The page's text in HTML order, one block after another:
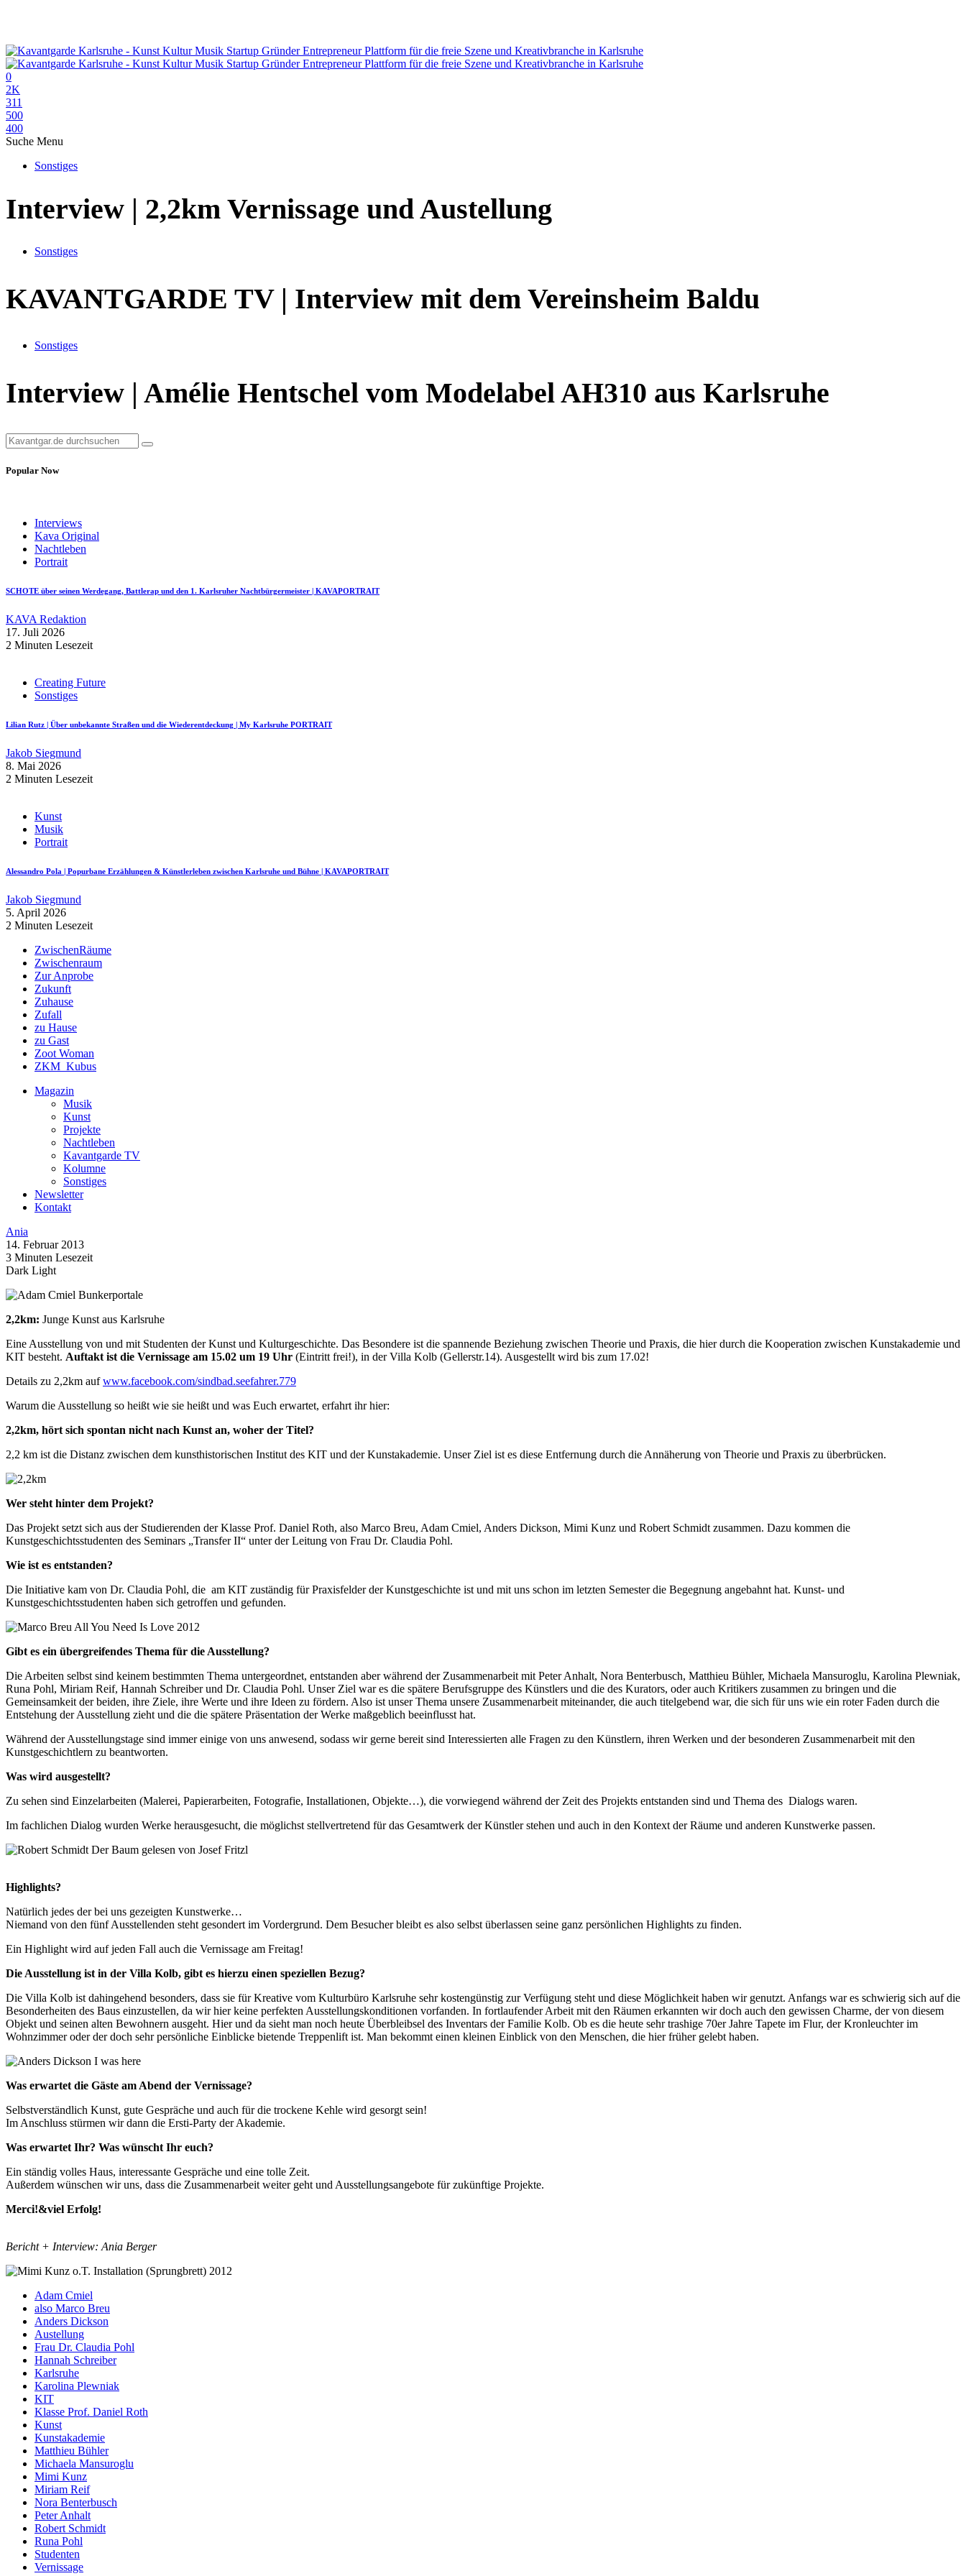
0
2K
311
500
400
Suche Menu
Sonstiges
Interview | 2,2km Vernissage und Austellung
Sonstiges
KAVANTGARDE TV | Interview mit dem Vereinsheim Baldu
Sonstiges
Interview | Amélie Hentschel vom Modelabel AH310 aus Karlsruhe
Popular Now
Interviews
Kava Original
Nachtleben
Portrait
SCHOTE über seinen Werdegang, Battlerap und den 1. Karlsruher Nachtbürgermeister | KAVAPORTRAIT
KAVA Redaktion
17. Juli 2026
2 Minuten Lesezeit
Creating Future
Sonstiges
Lilian Rutz | Über unbekannte Straßen und die Wiederentdeckung | My Karlsruhe PORTRAIT
Jakob Siegmund
8. Mai 2026
2 Minuten Lesezeit
Kunst
Musik
Portrait
Alessandro Pola | Popurbane Erzählungen & Künstlerleben zwischen Karlsruhe und Bühne | KAVAPORTRAIT
Jakob Siegmund
5. April 2026
2 Minuten Lesezeit
ZwischenRäume
Zwischenraum
Zur Anprobe
Zukunft
Zuhause
Zufall
zu Hause
zu Gast
Zoot Woman
ZKM_Kubus
Magazin
Musik
Kunst
Projekte
Nachtleben
Kavantgarde TV
Kolumne
Sonstiges
Newsletter
Kontakt
Ania
14. Februar 2013
3 Minuten Lesezeit
Dark Light
2,2km: Junge Kunst aus Karlsruhe
Eine Ausstellung von und mit Studenten der Kunst und Kulturgeschichte. Das Besondere ist die spannende Beziehung zwischen Theorie und Praxis, die hier durch die Kooperation zwischen Kunstakademie und
KIT besteht. Auftakt ist die Vernissage am 15.02 um 19 Uhr (Eintritt frei!), in der Villa Kolb (Gellerstr.14). Ausgestellt wird bis zum 17.02!
Details zu 2,2km aufwww.facebook.com/sindbad.seefahrer.779
Warum die Ausstellung so heißt wie sie heißt und was Euch erwartet, erfahrt ihr hier:
2,2km, hört sich spontan nicht nach Kunst an, woher der Titel?
2,2 km ist die Distanz zwischen dem kunsthistorischen Institut des KIT und der Kunstakademie. Unser Ziel ist es diese Entfernung durch die Annäherung von Theorie und Praxis zu überbrücken.
Wer steht hinter dem Projekt?
Das Projekt setzt sich aus der Studierenden der Klasse Prof. Daniel Roth, also Marco Breu, Adam Cmiel, Anders Dickson, Mimi Kunz und Robert Schmidt zusammen. Dazu kommen die
Kunstgeschichtsstudenten des Seminars „Transfer II“ unter der Leitung von Frau Dr. Claudia Pohl.
Wie ist es entstanden?
Die Initiative kam von Dr. Claudia Pohl, die am KIT zuständig für Praxisfelder der Kunstgeschichte ist und mit uns schon im letzten Semester die Begegnung angebahnt hat. Kunst- und
Kunstgeschichtsstudenten haben sich getroffen und gefunden.
Gibt es ein übergreifendes Thema für die Ausstellung?
Die Arbeiten selbst sind keinem bestimmten Thema untergeordnet, entstanden aber während der Zusammenarbeit mit Peter Anhalt, Nora Benterbusch, Matthieu Bühler, Michaela Mansuroglu, Karolina Plewniak,
Runa Pohl, Miriam Reif, Hannah Schreiber und Dr. Claudia Pohl. Unser Ziel war es die spätere Berufsgruppe des Künstlers und die des Kurators, oder auch Kritikers zusammen zu bringen und die
Gemeinsamkeit der beiden, ihre Ziele, ihre Werte und ihre Ideen zu fördern. Also ist unser Thema unsere Zusammenarbeit miteinander, die auch titelgebend war, die sich für uns wie ein roter Faden durch die
Entstehung der Ausstellung zieht und die die spätere Präsentation der Werke maßgeblich beeinflusst hat.
Während der Ausstellungstage sind immer einige von uns anwesend, sodass wir gerne bereit sind Interessierten alle Fragen zu den Künstlern, ihren Werken und der besonderen Zusammenarbeit mit den
Kunstgeschichtlern zu beantworten.
Was wird ausgestellt?
Zu sehen sind Einzelarbeiten (Malerei, Papierarbeiten, Fotografie, Installationen, Objekte…), die vorwiegend während der Zeit des Projekts entstanden sind und Thema des Dialogs waren.
Im fachlichen Dialog wurden Werke herausgesucht, die möglichst stellvertretend für das Gesamtwerk der Künstler stehen und auch in den Kontext der Räume und anderen Kunstwerke passen.
Highlights?
Natürlich jedes der bei uns gezeigten Kunstwerke…
Niemand von den fünf Ausstellenden steht gesondert im Vordergrund. Dem Besucher bleibt es also selbst überlassen seine ganz persönlichen Highlights zu finden.
Ein Highlight wird auf jeden Fall auch die Vernissage am Freitag!
Die Ausstellung ist in der Villa Kolb, gibt es hierzu einen speziellen Bezug?
Die Villa Kolb ist dahingehend besonders, dass sie für Kreative vom Kulturbüro Karlsruhe sehr kostengünstig zur Verfügung steht und diese Möglichkeit haben wir genutzt. Anfangs war es schwierig sich auf die
Besonderheiten des Baus einzustellen, da wir hier keine perfekten Ausstellungskonditionen vorfanden. In fortlaufender Arbeit mit den Räumen erkannten wir doch auch den gewissen Charme, der von diesem
Objekt und seinen alten Bewohnern ausgeht. Hier und da sieht man noch heute Überbleibsel des Inventars der Familie Kolb. Ob es die heute sehr trashige 70er Jahre Tapete im Flur, der Kronleuchter im
Wohnzimmer oder der doch sehr persönliche Einblicke bietende Treppenlift ist. Man bekommt einen kleinen Einblick von den Menschen, die hier früher gelebt haben.
Was erwartet die Gäste am Abend der Vernissage?
Selbstverständlich Kunst, gute Gespräche und auch für die trockene Kehle wird gesorgt sein!
Im Anschluss stürmen wir dann die Ersti-Party der Akademie.
Was erwartet Ihr? Was wünscht Ihr euch?
Ein ständig volles Haus, interessante Gespräche und eine tolle Zeit.
Außerdem wünschen wir uns, dass die Zusammenarbeit weiter geht und Ausstellungsangebote für zukünftige Projekte.
Merci!&viel Erfolg!
Bericht + Interview: Ania Berger
Adam Cmiel
also Marco Breu
Anders Dickson
Austellung
Frau Dr. Claudia Pohl
Hannah Schreiber
Karlsruhe
Karolina Plewniak
KIT
Klasse Prof. Daniel Roth
Kunst
Kunstakademie
Matthieu Bühler
Michaela Mansuroglu
Mimi Kunz
Miriam Reif
Nora Benterbusch
Peter Anhalt
Robert Schmidt
Runa Pohl
Studenten
Vernissage